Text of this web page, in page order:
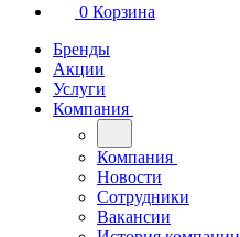
0 Корзина
Бренды
Акции
Услуги
Компания
Компания
Новости
Сотрудники
Вакансии